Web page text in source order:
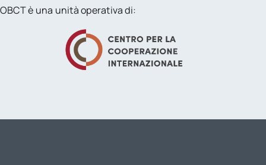
OBCT è una unità operativa di: